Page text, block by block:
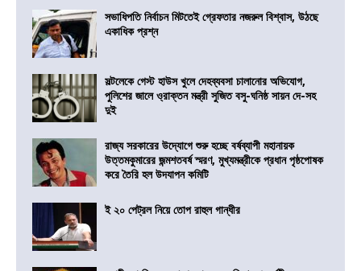
সভাধিপতি নির্বাচন মিটতেই গ্রেফতার নজরুল বিশ্বাস, উঠছে
একাধিক প্রশ্ন
সল্টলেকে গেস্ট হাউস খুলে দেহব্যবসা চালানোর অভিযোগ,
পুলিশের জালে ও্রাক্তন মন্ত্রী সুজিত বসু-ঘনিষ্ঠ সায়ন দে-সহ
দুই
রাজ্য সরকারের উদ্যোগে শুরু হচ্ছে বর্ষব্যাপী মহানায়ক
উত্তমকুমারের জন্মশতবর্ষ স্মরণ, মুখ্যমন্ত্রীকে প্রধান পৃষ্ঠপোষক
করে তৈরি হল উদযাপন কমিটি
ই ২০ পেট্রল নিয়ে তোপ রাহুল গান্ধীর